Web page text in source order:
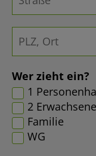
Wer zieht ein?
1
2 Erwachsene
Familie
WG